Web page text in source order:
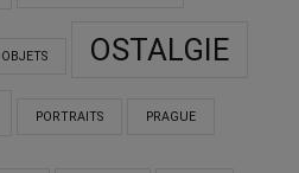
OBJETS OSTALGIE
PORTRAITS PRAGUE